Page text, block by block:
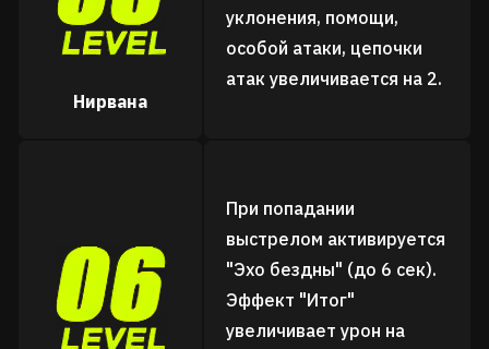
Нирвана
уклонения, помощи,
особой атаки, цепочки
атак увеличивается на 2.
При попадании
выстрелом активируется
"Эхо бездны" (до 6 сек).
Эффект "Итог"
увеличивает урон на